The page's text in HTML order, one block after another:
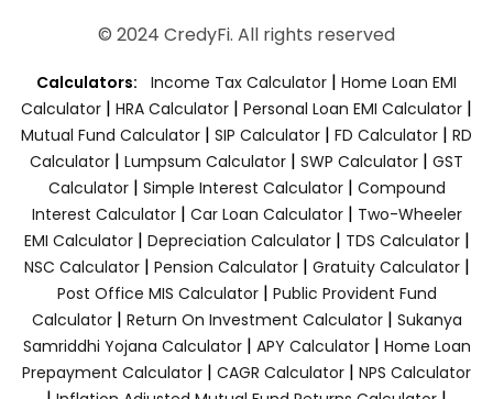
© 2024 CredyFi. All rights reserved
Calculators: Income Tax Calculator | Home Loan EMI
Calculator | HRA Calculator | Personal Loan EMI Calculator |
Mutual Fund Calculator | SIP Calculator | FD Calculator | RD
Calculator | Lumpsum Calculator | SWP Calculator | GST
Calculator| Simple Interest Calculator| Compound
Interest Calculator| Car Loan Calculator| Two-Wheeler
EMI Calculator| Depreciation Calculator| TDS Calculator|
NSC Calculator| Pension Calculator| Gratuity Calculator|
Post Office MIS Calculator| Public Provident Fund
Calculator| Return On Investment Calculator| Sukanya
Samriddhi Yojana Calculator| APY Calculator| Home Loan
Prepayment Calculator | CAGR Calculator | NPS Calculator